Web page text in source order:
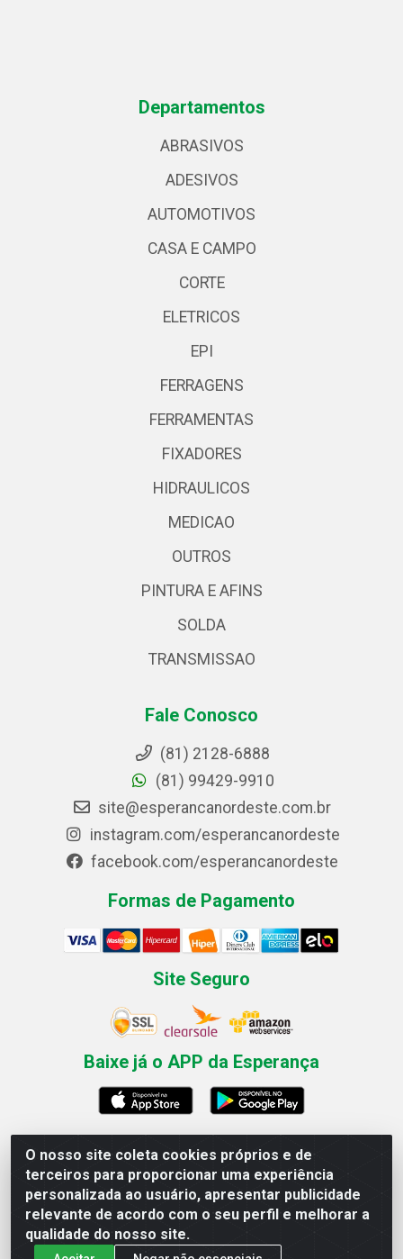
O nosso site coleta cookies próprios e de
terceiros para proporcionar uma experiência
personalizada ao usuário, apresentar publicidade
relevante de acordo com o seu perfil e melhorar a
qualidade do nosso site.
Departamentos
ABRASIVOS
ADESIVOS
AUTOMOTIVOS
CASA E CAMPO
CORTE
ELETRICOS
EPI
FERRAGENS
FERRAMENTAS
FIXADORES
HIDRAULICOS
MEDICAO
OUTROS
PINTURA E AFINS
SOLDA
TRANSMISSAO
Fale Conosco
(81) 2128-6888
(81) 99429-9910
site@esperancanordeste.com.br
instagram.com/esperancanordeste
facebook.com/esperancanordeste
Formas de Pagamento
Site Seguro
Baixe já o APP da Esperança
Esperança Nordeste - Rua Professor Caldas Filho, 291 -
Estância - Recife / PE CEP: 50771-335 - CNPJ
03.666.136/0001-23